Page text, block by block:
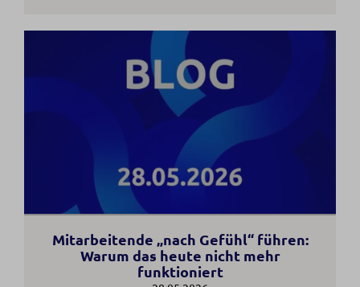
Mitarbeitende „nach Gefühl“ führen:
Warum das heute nicht mehr
funktioniert